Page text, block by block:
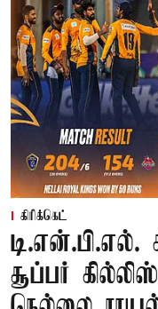
கிரிக்கெட்
டி.என்.பி.எல்.
சூப்பர்